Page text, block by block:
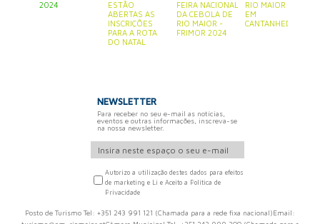
2024
ESTÃO
ABERTAS AS
INSCRIÇÕES
PARA A ROTA
DO NATAL
FEIRA NACIONAL
DA CEBOLA DE
RIO MAIOR -
FRIMOR 2024
RIO MAIOR ESTÁ
EM
CANTANHEDE
NEWSLETTER
Para receber no seu e-mail as notícias,
eventos e outras informações, inscreva-se
na nossa newsletter.
Autorizo a utilização destes dados para efeitos
de marketing e Li e Aceito a Política de
Privacidade
Posto de Turismo Tel: +351 243 991 121 (Chamada para a rede fixa nacional)Email: